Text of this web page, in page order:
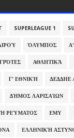
SUPERLEAGUE 1
ΌΛΥΜΠΟΣ
ΑΘΛΗΤΙΚΆ
Γ' ΕΘΝΙΚΉ ΔΕΔΔΗΕ
ΔΉΜΟΣ ΛΑΡΙΣΑΊΩΝ
ΡΕΎΜΑΤΟΣ ΕΜΥ
ΕΛΛΗΝΙΚΉ